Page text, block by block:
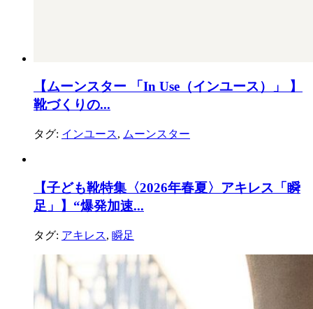
【ムーンスター 「In Use（インユース）」 】
靴づくりの...
タグ: インユース, ムーンスター
【子ども靴特集〈2026年春夏〉アキレス「瞬
足」】“爆発加速...
タグ: アキレス, 瞬足